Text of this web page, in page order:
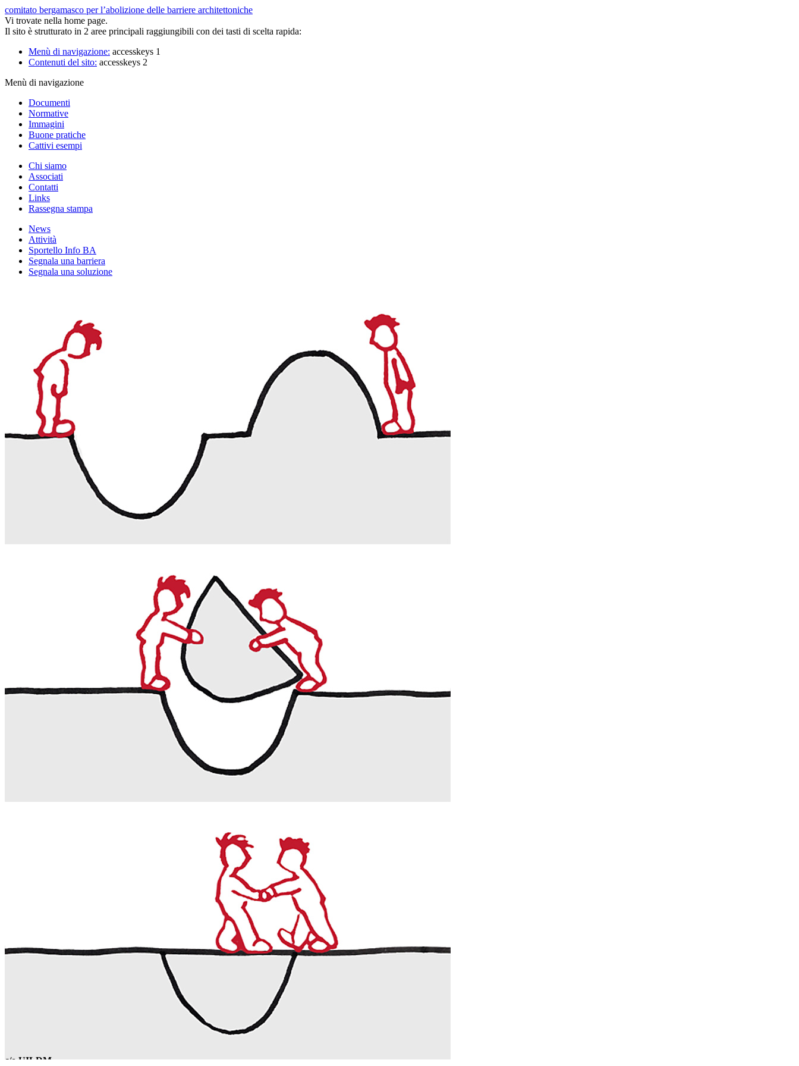
comitato bergamasco per l’abolizione delle barriere architettoniche
Vi trovate nella home page.
Il sito è strutturato in 2 aree principali raggiungibili con dei tasti di scelta rapida:
Menù di navigazione: accesskeys 1
Contenuti del sito: accesskeys 2
Menù di navigazione
Documenti
Normative
Immagini
Buone pratiche
Cattivi esempi
Chi siamo
Associati
Contatti
Links
Rassegna stampa
News
Attività
Sportello Info BA
Segnala una barriera
Segnala una soluzione
c/o UILDM